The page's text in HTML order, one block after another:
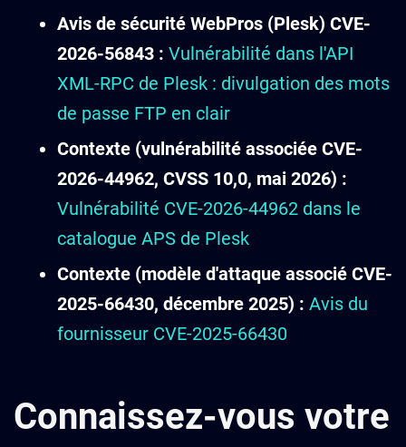
Avis de sécurité WebPros (Plesk) CVE-
2026-56843 : Vulnérabilité dans l'API
XML-RPC de Plesk : divulgation des mots
de passe FTP en clair
Contexte (vulnérabilité associée CVE-
2026-44962, CVSS 10,0, mai 2026) :
Vulnérabilité CVE-2026-44962 dans le
catalogue APS de Plesk
Contexte (modèle d'attaque associé CVE-
2025-66430, décembre 2025) : Avis du
fournisseur CVE-2025-66430
Connaissez-vous votre